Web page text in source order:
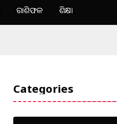
ରାଶିଫଳ ଶିକ୍ଷା
Categories